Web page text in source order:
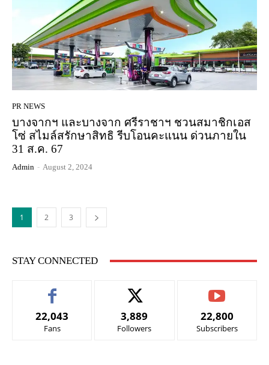
PR NEWS
บางจากฯ และบางจาก ศรีราชาฯ ชวนสมาชิกเอส
โซ่ สไมล์สรักษาสิทธิ รีบโอนคะแนน ด่วนภายใน
31 ส.ค. 67
Admin - August 2, 2024
1 2 3
STAY CONNECTED
22,043
Fans
3,889
Followers
22,800
Subscribers